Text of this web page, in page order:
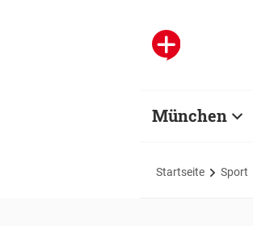
München
Startseite Sport